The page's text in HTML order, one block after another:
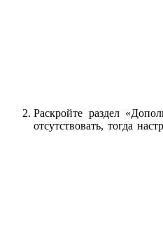
Раскройте раздел
отсутствовать, тогда